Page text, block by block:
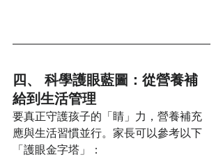
四、 科學護眼藍圖：從營養補
給到生活管理
要真正守護孩子的「睛」力，營養補充
應與生活習慣並行。家長可以參考以下
「護眼金字塔」：